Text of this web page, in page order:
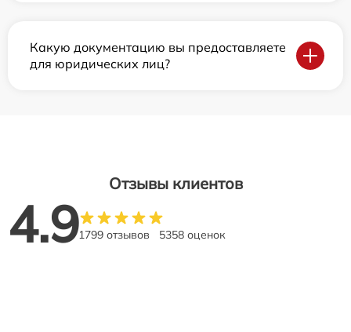
Какую документацию вы предоставляете
для юридических лиц?
Отзывы клиентов
4.91799 отзывов 5358 оценок